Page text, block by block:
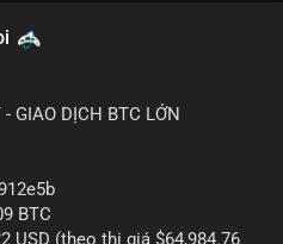
GIAO DỊCH BTC LỚN
BTC
USD (theo thị giá $64,984.76